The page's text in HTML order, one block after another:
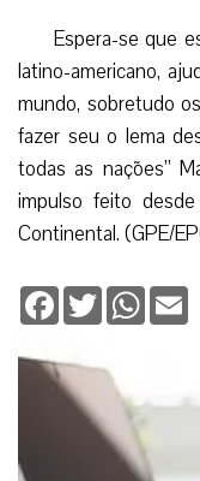
Espera-se que
latino-americano,
mundo, sobretudo
fazer seu o lema
todas as nações”
impulso feito
Continental. (GPE/
Facebook
Twitter